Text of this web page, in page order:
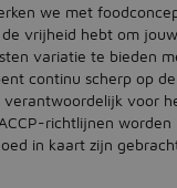
we met
vrijheid hebt om
variatie te bieden
continu scherp op
voor
richtlijnen
in kaart zijn